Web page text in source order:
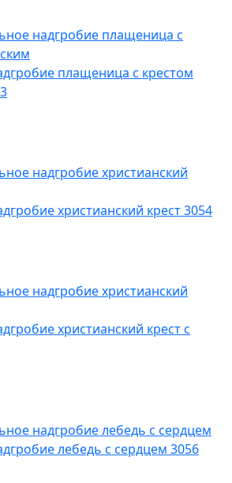
плащеница с крестом
христианский крест 3054
христианский крест с
лебедь с сердцем 3056